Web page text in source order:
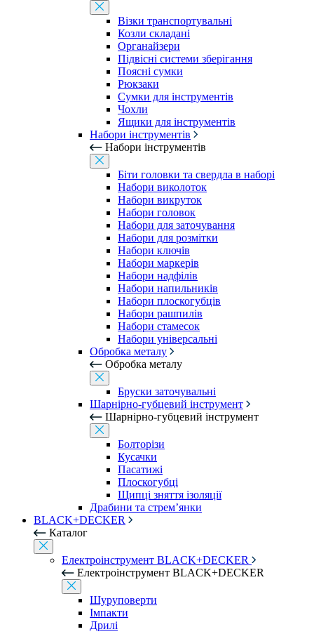
Візки транспортувальні
Козли складані
Органайзери
Підвісні системи зберігання
Поясні сумки
Рюкзаки
Сумки для інструментів
Чохли
Ящики для інструментів
Набори інструментів
Набори інструментів
Біти головки та свердла в наборі
Набори виколоток
Набори викруток
Набори головок
Набори для заточування
Набори для розмітки
Набори ключів
Набори маркерів
Набори надфілів
Набори напильників
Набори плоскогубців
Набори рашпилів
Набори стамесок
Набори універсальні
Обробка металу
Обробка металу
Бруски заточувальні
Шарнірно-губцевий інструмент
Шарнірно-губцевий інструмент
Болторізи
Кусачки
Пасатижі
Плоскогубці
Щипці зняття ізоляції
Драбини та стрем’янки
BLACK+DECKER
Каталог
Електроінструмент BLACK+DECKER
Електроінструмент BLACK+DECKER
Шуруповерти
Імпакти
Дрилі